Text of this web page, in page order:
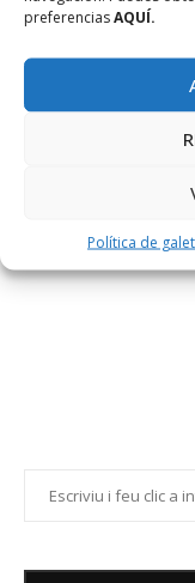
preferenciasAQUÍ.
Política de
mòbils: cap a un nou